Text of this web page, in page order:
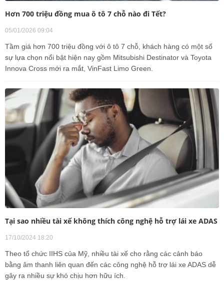
Hơn 700 triệu đồng mua ô tô 7 chỗ nào đi Tết?
05/01/2026 09:04
Tầm giá hơn 700 triệu đồng với ô tô 7 chỗ, khách hàng có một số
sự lựa chọn nổi bật hiện nay gồm Mitsubishi Destinator và Toyota
Innova Cross mới ra mắt, VinFast Limo Green.
Tại sao nhiều tài xế không thích công nghệ hỗ trợ lái xe ADAS
17/10/2024 18:20
Theo tổ chức IIHS của Mỹ, nhiều tài xế cho rằng các cảnh báo
bằng âm thanh liên quan đến các công nghệ hỗ trợ lái xe ADAS dễ
gây ra nhiều sự khó chịu hơn hữu ích.